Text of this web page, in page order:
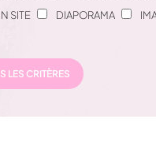
SITE
DIAPORAMA
LES CRITÈRES